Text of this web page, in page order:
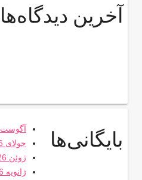
آخرین دیدگاه‌ها
بایگانی‌ها
آگوست 2026
جولای 2026
ژوئن 2026
ژانویه 2026